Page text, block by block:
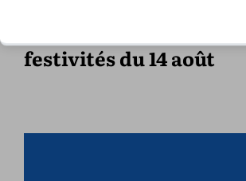
festivités du 14 août